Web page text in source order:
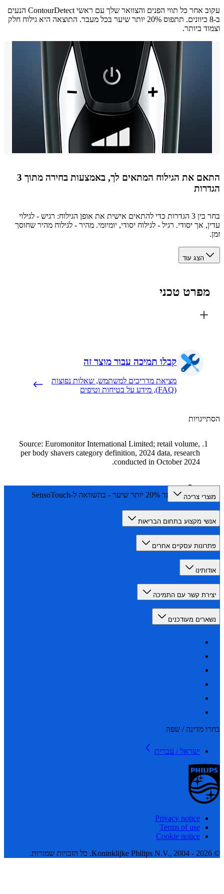
עקוב אחר כל תווי הפנים והצוואר שלך עם ראשי ContourDetect הנעים
ב-8 כיוונים. תתפוס 20% יותר שיער בכל מעבר. התוצאה היא גילוח חלק
ביותר.
התאם את הגילוח המתאים לך, באמצעות בחירה מתוך 3
בחר בין 3 הגדרות כדי להתאים אישית את אופן הגילוח: רגיש - לגילוי
אך יסודי. רגיל - לגילוח יסודי, יומיומי. מהיר - לגילוח מהיר שחוסך
הצג עוד
טכני
קבלו תמיכה עבור מוצר זה
מציאת מדריכים למשתמש, שאלות נפוצות
Source: Euromonitor International Limited; retail volume,
per body shavers category definition, 2024 data, research
conducted in October 2024.
חותך עד 20% יותר שיער - בהשוואה ל-SensoTouchצריכה
מקצוע בתחום הבריאות
עסקיים אחרים
קשר עם התמיכה
מעודכנים
מדינה / שפה
ישראל / עברית
Privacy notice
Terms of use
Cookie notice